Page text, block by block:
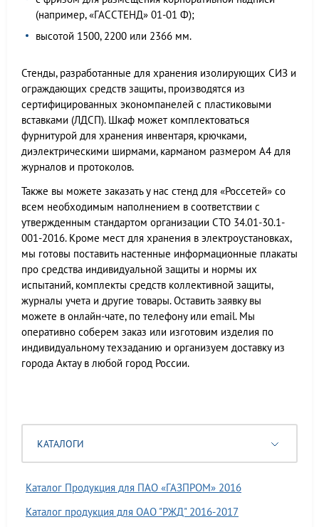
(например, «ГАССТЕНД» 01-01 Ф);
высотой 1500, 2200 или 2366 мм.
Стенды, разработанные для хранения изолирующих СИЗ и
ограждающих средств защиты, производятся из
сертифицированных экономпанелей с пластиковыми
вставками (ЛДСП). Шкаф может комплектоваться
фурнитурой для хранения инвентаря, крючками,
диэлектрическими ширмами, карманом размером А4 для
журналов и протоколов.
Также вы можете заказать у нас стенд для «Россетей» со
всем необходимым наполнением в соответствии с
утвержденным стандартом организации СТО 34.01-30.1-
001-2016. Кроме мест для хранения в электроустановках,
мы готовы поставить настенные информационные плакаты
про средства индивидуальной защиты и нормы их
испытаний, комплекты средств коллективной защиты,
журналы учета и другие товары. Оставить заявку вы
можете в онлайн-чате, по телефону или email. Мы
оперативно соберем заказ или изготовим изделия по
индивидуальному техзаданию и организуем доставку из
города Актау в любой город России.
КАТАЛОГИ
Каталог Продукция для ПАО «ГАЗПРОМ» 2016
Каталог продукция для ОАО "РЖД" 2016-2017